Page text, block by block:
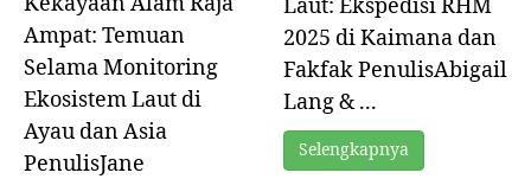
Ampat: Temuan
Selama Monitoring
Ekosistem Laut di
Ayau dan Asia
PenulisJane
Laut: Ekspedisi RHM
2025 di Kaimana dan
Fakfak PenulisAbigail
Lang & ...
Selengkapnya